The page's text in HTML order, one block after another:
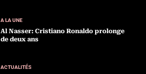
A LA UNE
Al Nasser: Cristiano Ronaldo prolonge
de deux ans
ACTUALITÉS